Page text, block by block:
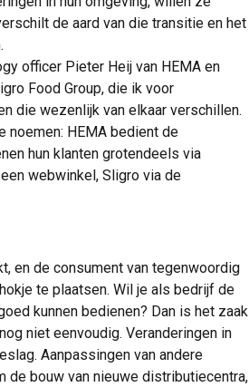
de aard van die transitie en het
officer Pieter Heij van HEMA en
Food Group, die ik voor
die wezenlijk van elkaar verschillen.
noemen: HEMA bedient de
hun klanten grotendeels via
webwinkel, Sligro via de
en de consument van tegenwoordig
te plaatsen. Wil je als bedrijf de
kunnen bedienen? Dan is het zaak
niet eenvoudig. Veranderingen in
Aanpassingen van andere
de bouw van nieuwe distributiecentra,